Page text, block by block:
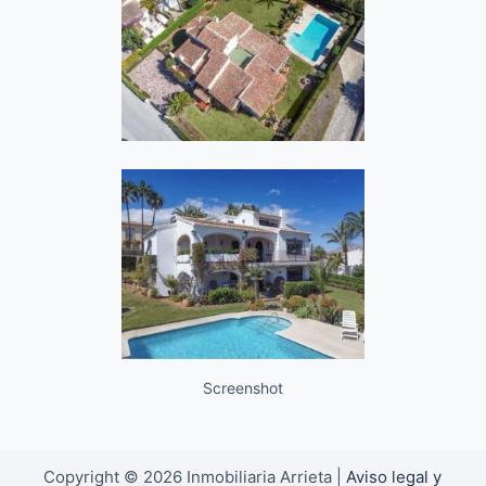
Screenshot
Copyright © 2026 Inmobiliaria Arrieta |Aviso legal y